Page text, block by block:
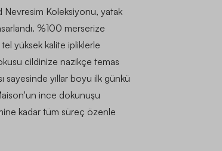
Koleksiyonu, yatak
%100 merserize
yüksek kalite ipliklerle
cildinize nazikçe temas
sayesinde yıllar boyu ilk günkü
ince dokunuşu
kadar tüm süreç özenle